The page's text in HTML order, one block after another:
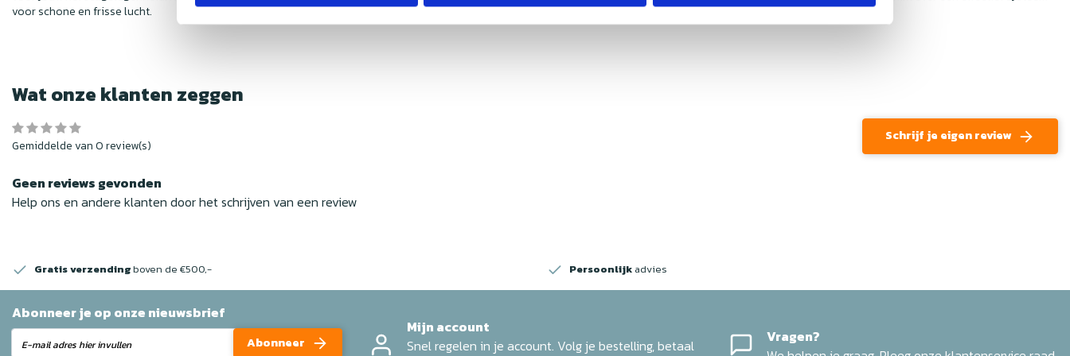
voor schone en frisse lucht.
Wat onze klanten zeggen
Gemiddelde van 0 review(s)
Schrijf je eigen review
Geen reviews gevonden
Help ons en andere klanten door het schrijven van een review
Gratis verzendingboven de €500,- Persoonlijk advies
Abonneer je op onze nieuwsbrief
Abonneer
Mijn account
Snel regelen in je account. Volg je bestelling, betaal
Vragen?